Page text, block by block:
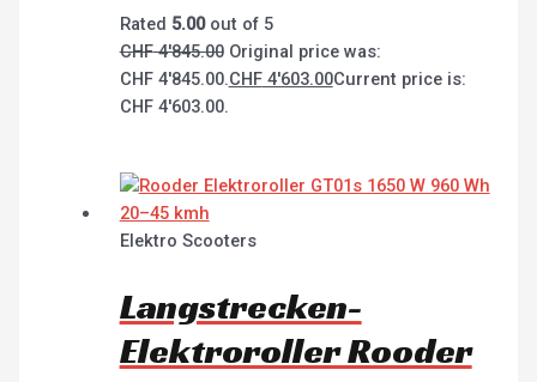
Rated 5.00out of 5
CHF4'845.00 Original price was:
CHF 4'845.00.CHF4'603.00Current price is:
CHF 4'603.00.
Elektro Scooters
Langstrecken-
Elektroroller Rooder